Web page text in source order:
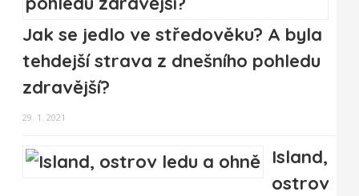
Jak se jedlo ve středověku? A byla
tehdejší strava z dnešního pohledu
zdravější?
29. 1. 2021
Island,
ostrov